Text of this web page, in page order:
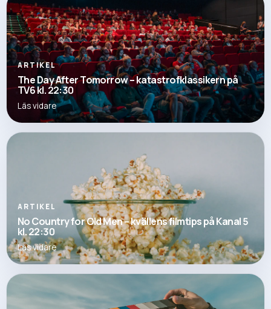
ARTIKEL
The Day After Tomorrow – katastrofklassikern på
TV6 kl. 22:30
Läs vidare
ARTIKEL
No Country for Old Men – kvällens filmtips på Kanal 5
kl. 22:30
Läs vidare